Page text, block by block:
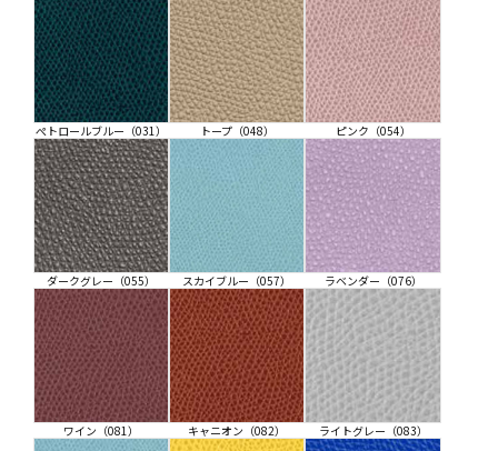
ぺトロールブルー（031） トープ（048） ピンク（054）
ダークグレー（055） スカイブルー（057） ラベンダー（076）
ワイン（081） キャニオン（082） ライトグレー（083）